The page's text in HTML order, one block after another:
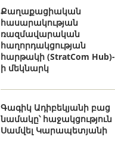
Քաղաքացիական
հասարակության
ռազմավարական
հաղորդակցության
հարթակի (StratCom Hub)-
ի մեկնարկ
Գագիկ Ադիբեկյանի բաց
նամակը՝ հաջակցություն
Սամվել Կարապետյանի